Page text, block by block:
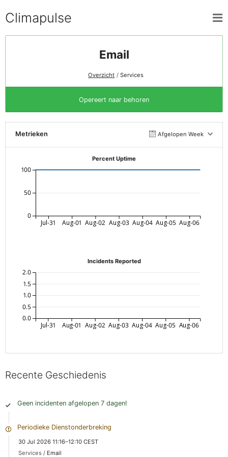
Climapulse
Email
Overzicht Services
Opereert naar behoren
Metrieken Afgelopen Week
Percent Uptime
Jul-31 Aug-01 Aug-02 Aug-03 Aug-04 Aug-05 Aug-06
0
50
100
Incidents Reported
Jul-31 Aug-01 Aug-02 Aug-03 Aug-04 Aug-05 Aug-06
0.0
0.5
1.0
1.5
2.0
Recente Geschiedenis
Geen incidenten afgelopen 7 dagen!
Periodieke Dienstonderbreking
30 Jul 2026 11:16–12:10 CEST
Services / Email